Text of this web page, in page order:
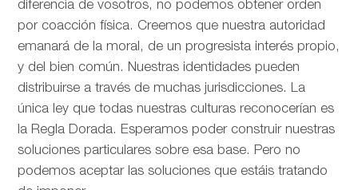
diferencia de vosotros, no podemos obtener orden
por coacción física. Creemos que nuestra autoridad
emanará de la moral, de un progresista interés propio,
y del bien común. Nuestras identidades pueden
distribuirse a través de muchas jurisdicciones. La
única ley que todas nuestras culturas reconocerían es
la Regla Dorada. Esperamos poder construir nuestras
soluciones particulares sobre esa base. Pero no
podemos aceptar las soluciones que estáis tratando